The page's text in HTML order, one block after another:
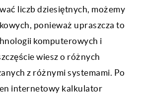
liczb dziesiętnych, możemy
ponieważ upraszcza to
komputerowych i
wiesz o różnych
z różnymi systemami. Po
internetowy kalkulator